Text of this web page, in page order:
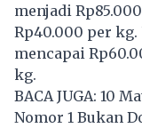
menjadi
Rp40.000 per
mencapai
kg.
BACA JUGA: 10
Nomor 1 Bukan